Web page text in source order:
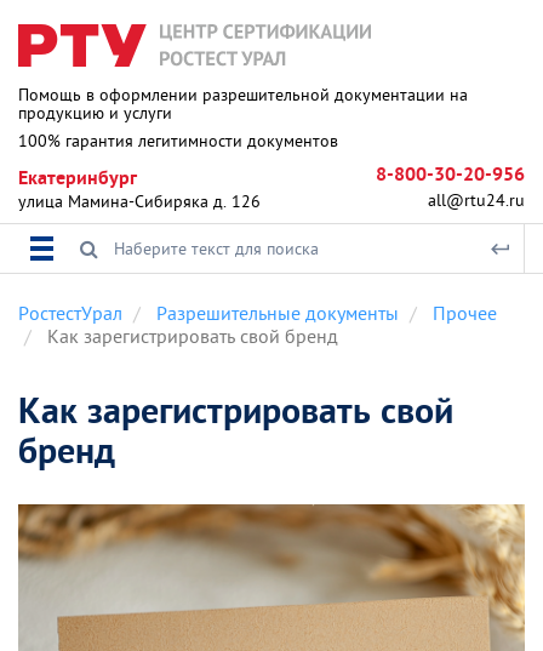
Помощь в оформлении разрешительной документации на
продукцию и услуги
100% гарантия легитимности документов
Екатеринбург
улица Мамина-Сибиряка д. 126
8-800-30-20-956
all@rtu24.ru
РостестУрал Разрешительные документы
Прочее
Как зарегистрировать свой бренд
Как зарегистрировать свой
бренд